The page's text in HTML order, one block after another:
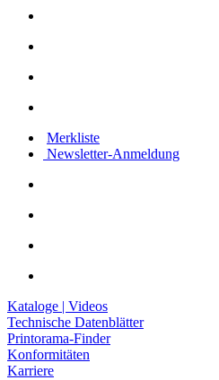
Merkliste
Newsletter-Anmeldung
Kataloge | Videos
Technische Datenblätter
Printorama-Finder
Konformitäten
Karriere